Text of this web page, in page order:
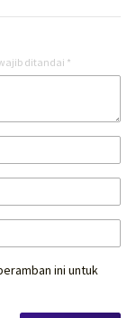
ditandai *
ini untuk